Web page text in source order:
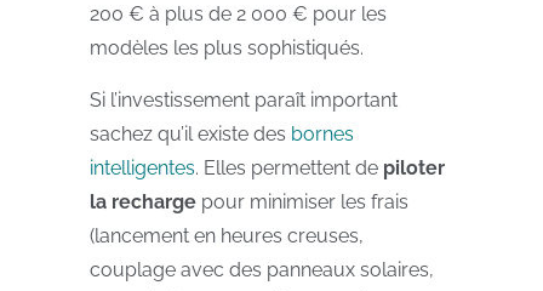
200 € à plus de 2 000 € pour les
modèles les plus sophistiqués.
Si l’investissement paraît important
sachez qu’il existe des bornes
intelligentes. Elles permettent de piloter
la recharge pour minimiser les frais
(lancement en heures creuses,
couplage avec des panneaux solaires,